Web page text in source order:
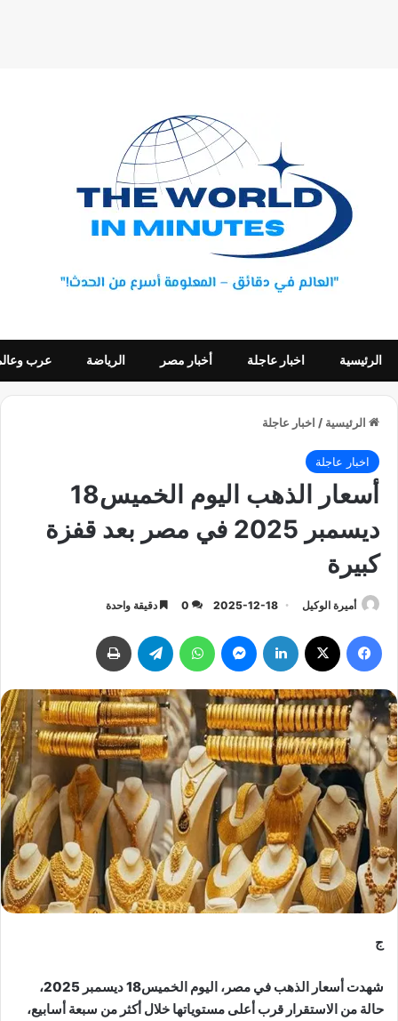
الرئيسية اخبار عاجلة أخبار مصر الرياضة عرب
الرئيسية / اخبار عاجلة
اخبار عاجلة
أسعار الذهب اليوم الخميس18
ديسمبر 2025 في مصر بعد قفزة
كبيرة
أميرة الوكيل 2025-12-18
0 دقيقة واحدة
ج
شهدت أسعار الذهب في مصر، اليوم الخميس18 ديسمبر 2025،
حالة من الاستقرار قرب أعلى مستوياتها خلال أكثر من سبعة أسابيع،